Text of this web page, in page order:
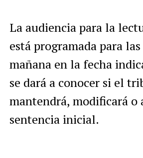
La audiencia para la
está programada para
mañana en la fecha
se dará a conocer si el
mantendrá, modificará o
sentencia inicial.